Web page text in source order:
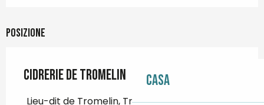
Casa
Posizione
Cidrerie de Tromelin
Lieu-dit de Tromelin, Tromelin, 29790 Mahalon